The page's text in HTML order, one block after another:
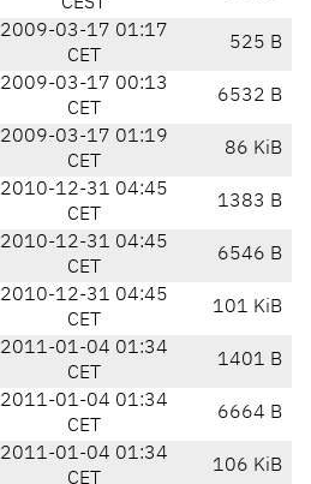
2009-03-17 01:17
CET
525 B
2009-03-17 00:13
CET
6532 B
2009-03-17 01:19
CET
86 KiB
2010-12-31 04:45
CET
1383 B
2010-12-31 04:45
CET
6546 B
2010-12-31 04:45
CET
101 KiB
2011-01-04 01:34
CET
1401 B
2011-01-04 01:34
CET
6664 B
2011-01-04 01:34
CET
106 KiB